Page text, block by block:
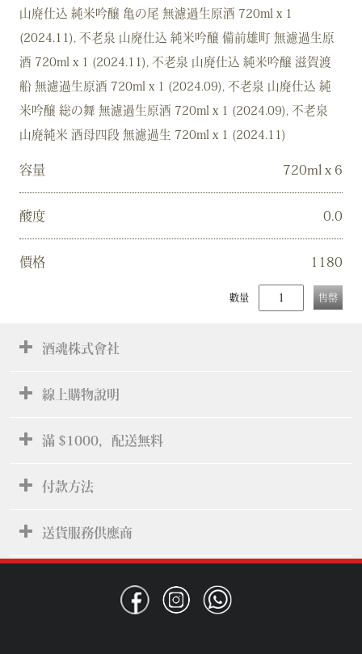
數量 售罄
山廃仕込 純米吟醸 亀の尾 無濾過生原酒 720ml x 1
(2024.11), 不老泉 山廃仕込 純米吟醸 備前雄町 無濾過生原
酒 720ml x 1 (2024.11), 不老泉 山廃仕込 純米吟醸 滋賀渡
船 無濾過生原酒 720ml x 1 (2024.09), 不老泉 山廃仕込 純
米吟醸 総の舞 無濾過生原酒 720ml x 1 (2024.09), 不老泉
山廃純米 酒母四段 無濾過生 720ml x 1 (2024.11)
容量 720ml x 6
酸度 0.0
價格 1180
酒魂株式會社
線上購物說明
滿 $1000，配送無料
付款方法
送貨服務供應商